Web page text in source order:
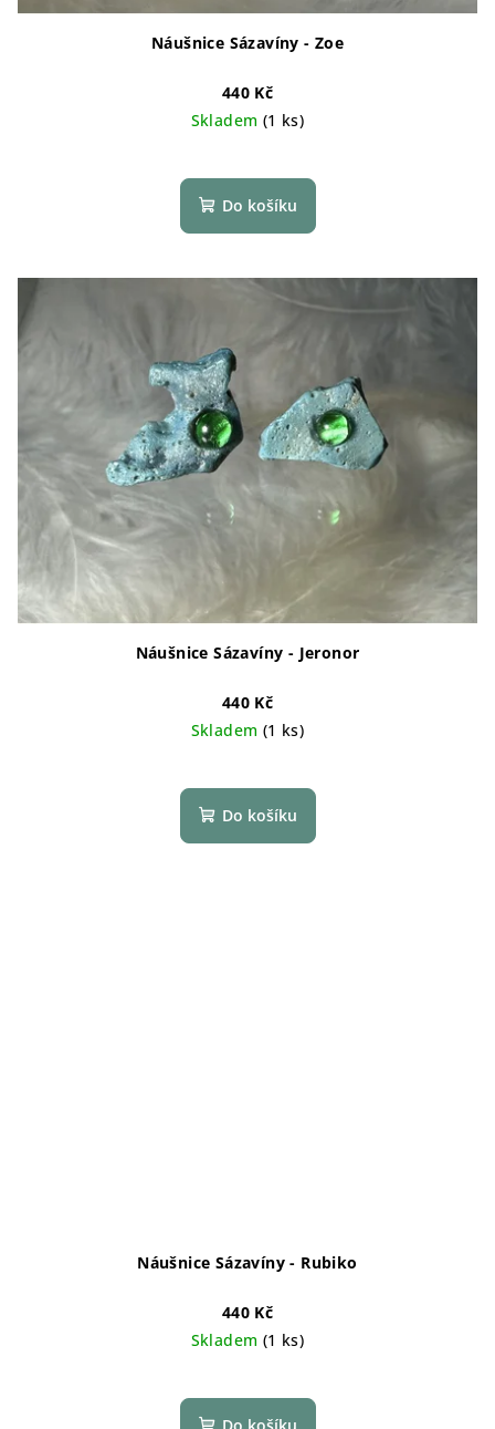
Náušnice Sázavíny - Zoe
440 Kč
Skladem (1 ks)
Do košíku
Náušnice Sázavíny - Jeronor
440 Kč
Skladem (1 ks)
Do košíku
Náušnice Sázavíny - Rubiko
440 Kč
Skladem (1 ks)